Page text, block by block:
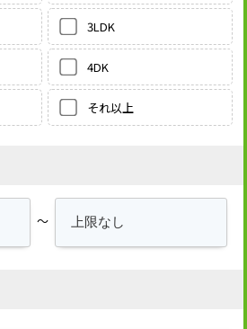
3LDK
4DK
それ以上
～